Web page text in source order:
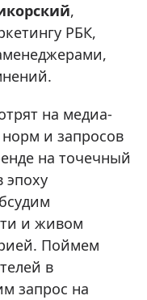
,
РБК,
на медиа-
и запросов
на точечный
эпоху
и живом
Поймем
в
запрос на